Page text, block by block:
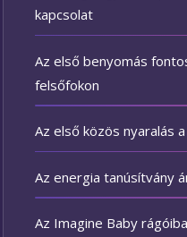
kapcsolat
Az első benyomás
felsőfokon
Az első közös nyaralás
Az energia tanúsítvány
Az Imagine Baby